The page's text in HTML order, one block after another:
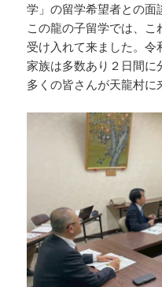
学」の留学希望者との面
この龍の子留学では、
受け入れて来ました。
家族は多数あり２日間に
多くの皆さんが天龍村に